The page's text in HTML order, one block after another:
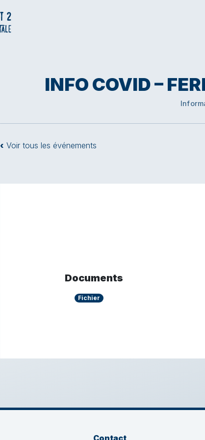
INFO COVID –
‹ Voir tous les événements
Documents
Fichier
Contact